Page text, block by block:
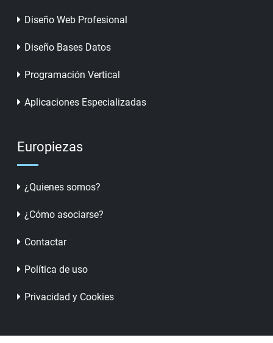
Diseño Web Profesional
Diseño Bases Datos
Programación Vertical
Aplicaciones Especializadas
Europiezas
¿Quienes somos?
¿Cómo asociarse?
Contactar
Política de uso
Privacidad y Cookies